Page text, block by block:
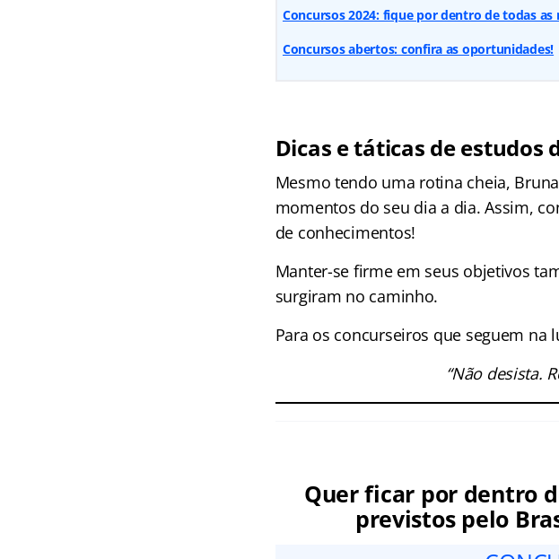
Concursos 2024: fique por dentro de todas as
Concursos abertos: confira as oportunidades!
Dicas e táticas de estudos
Mesmo tendo uma rotina cheia,
momentos do seu dia a dia. Assim,
de conhecimentos!
Manter-se firme em seus objetivos
surgiram no caminho.
Para os concurseiros que seguem na
“Não desista.
Quer ficar por dentro
previstos pelo